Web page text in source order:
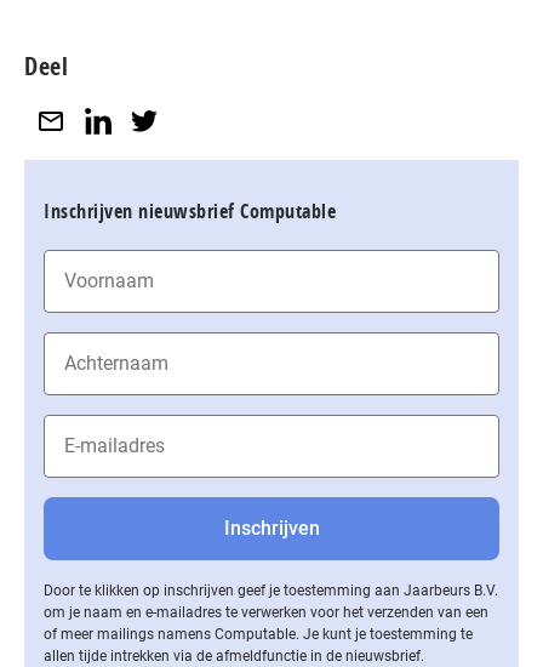
Deel
Inschrijven nieuwsbrief Computable
Door te klikken op inschrijven geef je toestemming aan Jaarbeurs B.V.
om je naam en e-mailadres te verwerken voor het verzenden van een
of meer mailings namens Computable. Je kunt je toestemming te
allen tijde intrekken via de af­meld­func­tie in de nieuwsbrief.